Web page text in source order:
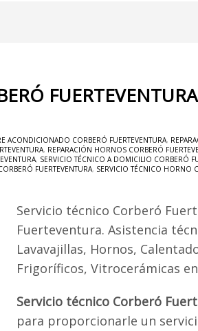
ACONDICIONADO CORBERÓ FUERTEVENTURA,
, REPARACIÓN HORNOS CORBERÓ
, SERVICIO TÉCNICO A DOMICILIO CORBERÓ
FUERTEVENTURA, SERVICIO TÉCNICO HORNO
Servicio técnico Corberó
Fuerteventura. Asistencia
Lavavajillas, Hornos,
Frigoríficos, Vitrocerámicas
Servicio técnico Corberó
para proporcionarle un